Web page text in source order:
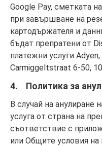
Google Pay, сметката
при завършване на
картодържателя и
бъдат препратени от
платежни услуги Adyen,
Carmiggeltstraat 6-50,
4. Политика за
В случай на анулиране
услуга от страна на
съответствие с
или Общите условия